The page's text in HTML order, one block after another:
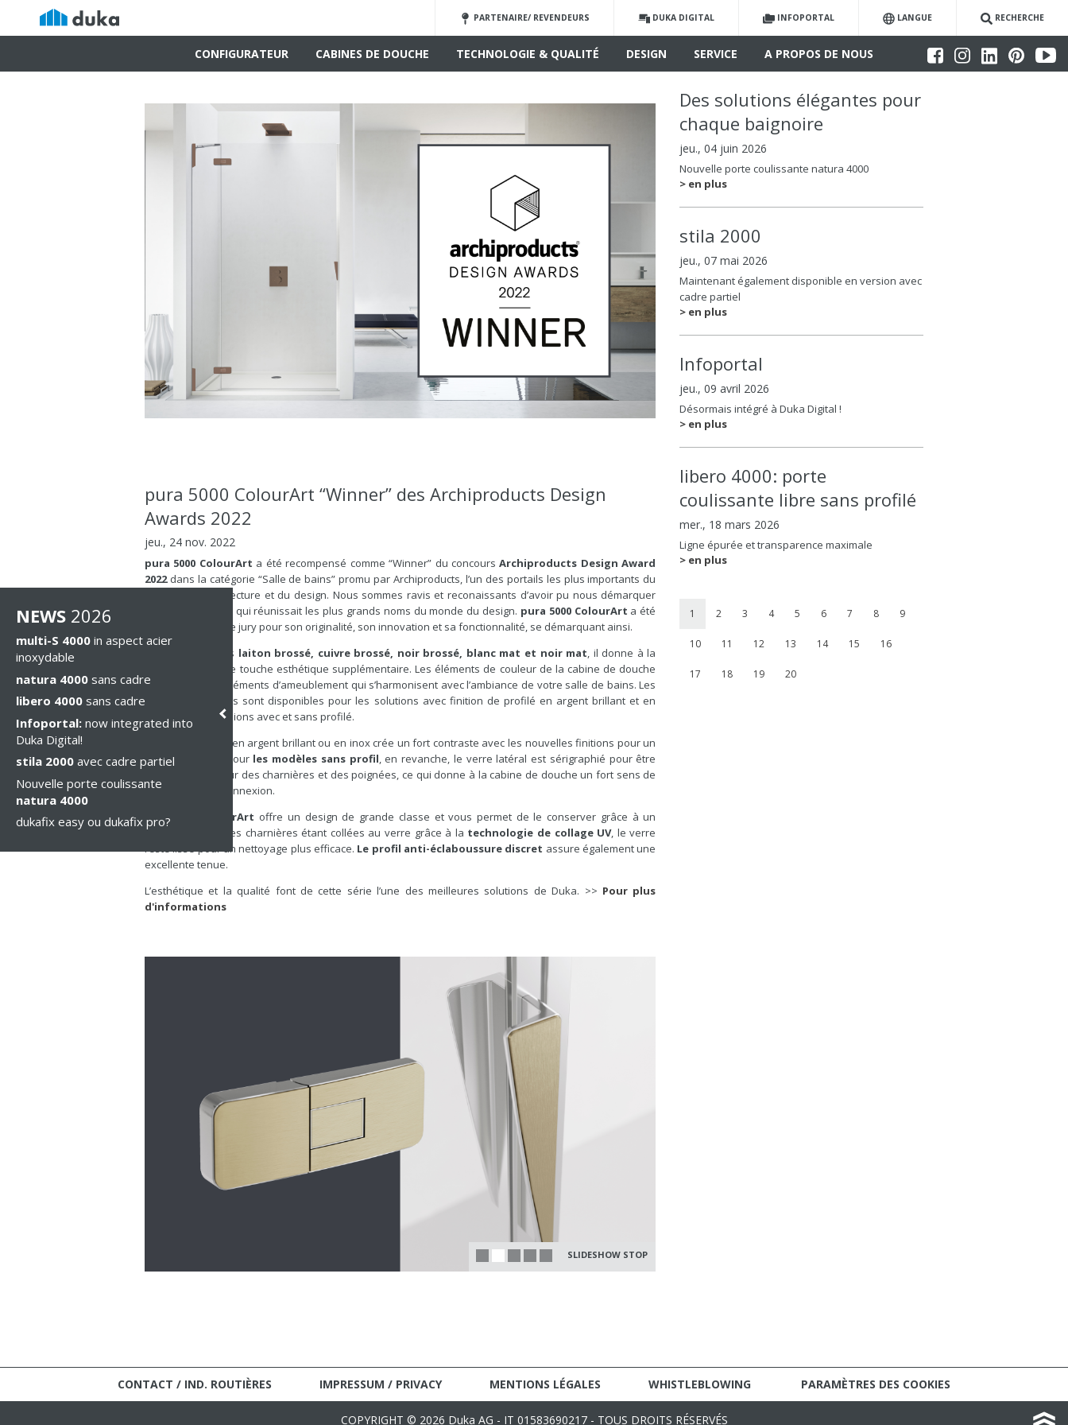
PARTENAIRE/ REVENDEURS DUKA DIGITAL INFOPORTAL LANGUE RECHERCHE
CONFIGURATEUR CABINES DE DOUCHE TECHNOLOGIE & QUALITÉ DESIGN SERVICE A PROPOS DE NOUS
pura 5000 ColourArt “Winner” des Archiproducts Design
Awards 2022
jeu., 24 nov. 2022
pura 5000 ColourArt a été recompensé comme “Winner” du concoursArchiproducts Design Award
2022dans la catégorie “Salle de bains” promu par Archiproducts, l’un des portails les plus importants du
monde de l’architecture et du design. Nous sommes ravis et reconaissants d’avoir pu nous démarquer
dans un concours qui réunissait les plus grands noms du monde du design. pura 5000 ColourArt a été
récompensé par le jury pour son originalité, son innovation et sa fonctionnalité, se démarquant ainsi.
Avec ses couleurs laiton brossé, cuivre brossé, noir brossé, blanc mat et noir mat, il donne à la
salle de bains une touche esthétique supplémentaire. Les éléments de couleur de la cabine de douche
deviennent des éléments d’ameublement qui s’harmonisent avec l’ambiance de votre salle de bains. Les
nouvelles couleurs sont disponibles pour les solutions avec finition de profilé en argent brillant et en
inox, pour les versions avec et sans profilé.
en argent brillant ou en inox crée un fort contraste avec les nouvelles finitions pour un
effet inhabituel. Pour les modèles sans profil, en revanche, le verre latéral est sérigraphié pour être
assorti à la couleur des charnières et des poignées, ce qui donne à la cabine de douche un fort sens de
continuité et de connexion.
pura 5000 ColourArt offre un design de grande classe et vous permet de le conserver grâce à un
entretien facile. Les charnières étant collées au verre grâce à la technologie de collage UV, le verre
reste lisse pour un nettoyage plus efficace. Le profil anti-éclaboussure discret assure également une
excellente tenue.
L’esthétique et la qualité font de cette série l’une des meilleures solutions de Duka. >> Pour plus
d'informations
SLIDESHOW STOP
Des solutions élégantes pour
chaque baignoire
jeu., 04 juin 2026
Nouvelle porte coulissante natura 4000
> en plus
stila 2000
jeu., 07 mai 2026
Maintenant également disponible en version avec
cadre partiel
> en plus
Infoportal
jeu., 09 avril 2026
Désormais intégré à Duka Digital !
> en plus
libero 4000: porte
coulissante libre sans profilé
mer., 18 mars 2026
Ligne épurée et transparence maximale
> en plus
1 2 3 4 5 6 7 8 9
10 11 12 13 14 15 16
17 18 19 20
CONTACT / IND. ROUTIÈRES IMPRESSUM / PRIVACY MENTIONS LÉGALES WHISTLEBLOWING PARAMÈTRES DES COOKIES
COPYRIGHT © 2026 Duka AG - IT 01583690217 - TOUS DROITS RÉSERVÉS
NEWS 2026
multi-S 4000 in aspect acier
inoxydable
natura 4000 sans cadre
libero 4000 sans cadre
Infoportal: now integrated into
Duka Digital!
stila 2000 avec cadre partiel
Nouvelle porte coulissante
natura 4000
dukafix easy ou dukafix pro?